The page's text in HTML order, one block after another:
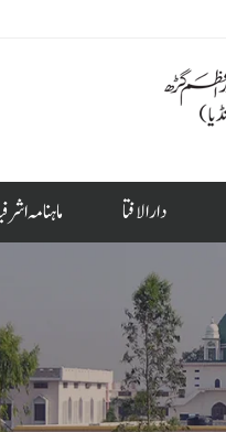
دارالافتا ماہنامہ